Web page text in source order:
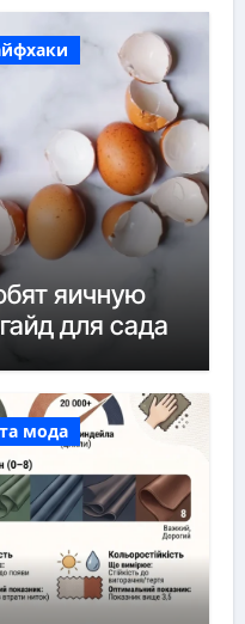
яичную
для сада
мода